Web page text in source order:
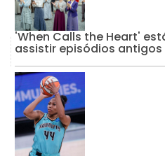
'When Calls the Heart'
assistir episódios